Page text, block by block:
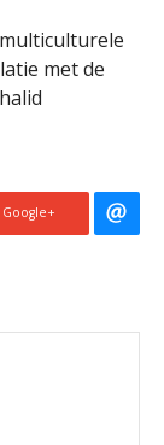
met de
Google+